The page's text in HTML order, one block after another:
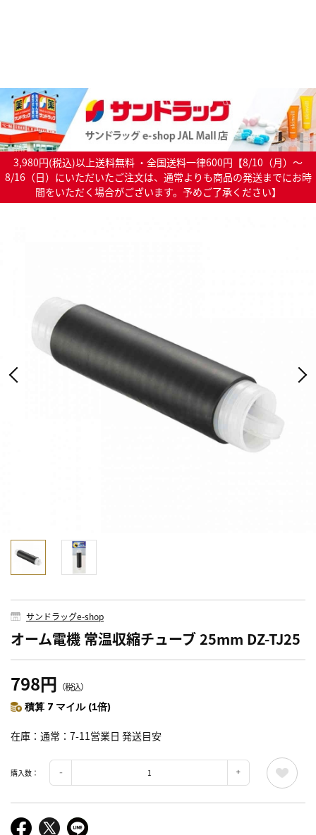
3,980円(税込)以上送料無料 ・全国送料一律600円【8/10（月）～
8/16（日）にいただいたご注文は、通常よりも商品の発送までにお時
間をいただく場合がございます。予めご了承ください】
サンドラッグe-shop
オーム電機 常温収縮チューブ 25mm DZ-TJ25
798円 （税込）
積算 7 マイル (1倍)
在庫 通常：7-11営業日 発送目安
購入数：